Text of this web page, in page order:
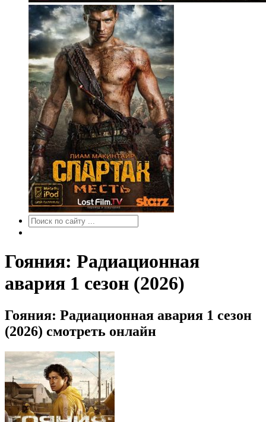
Гояния: Радиационная
авария 1 сезон (2026)
Гояния: Радиационная авария 1 сезон
(2026) смотреть онлайн